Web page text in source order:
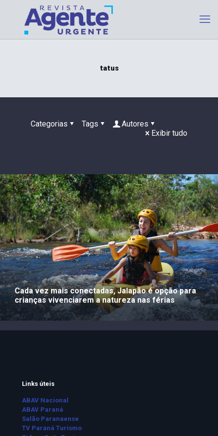
tatus
Categorias Tags
Autores
Exibir tudo
Cada vez mais conectadas, Jalapão é opção para
crianças vivenciarem a natureza nas férias
Links úteis
ABAV Nacional
ABAV Paraná
Salão Paranaense
TV Paraná Turismo